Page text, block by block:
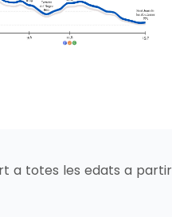
a totes les edats a partir